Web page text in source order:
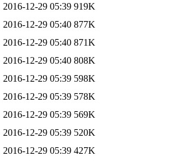
2016-12-29 05:39 919K
2016-12-29 05:40 877K
2016-12-29 05:40 871K
2016-12-29 05:40 808K
2016-12-29 05:39 598K
2016-12-29 05:39 578K
2016-12-29 05:39 569K
2016-12-29 05:39 520K
2016-12-29 05:39 427K